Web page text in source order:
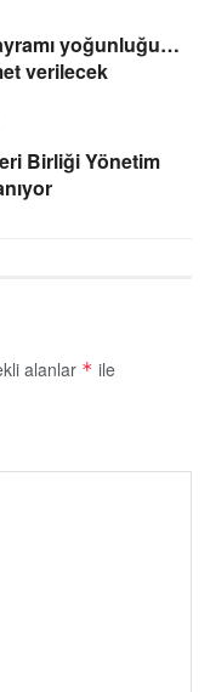
yoğunluğu…
verilecek
Birliği Yönetim
alanlar * ile